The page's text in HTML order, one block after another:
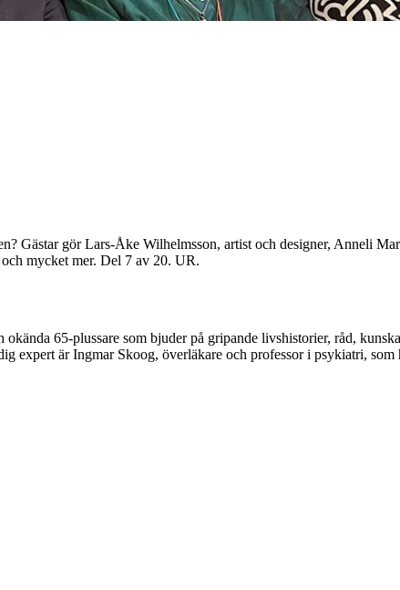
Gästar gör Lars-Åke Wilhelmsson, artist och designer, Anneli
mycket mer. Del 7 av 20. UR.
65-plussare som bjuder på gripande livshistorier, råd,
expert är Ingmar Skoog, överläkare och professor i psykiatri,